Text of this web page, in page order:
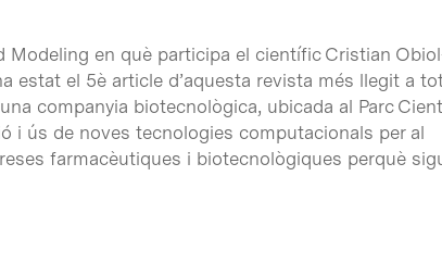
en què participa el científic Cristian
estat el 5è article d’aquesta revista més llegit a
companyia biotecnològica, ubicada al Parc
i ús de noves tecnologies computacionals per al
farmacèutiques i biotecnològiques perquè